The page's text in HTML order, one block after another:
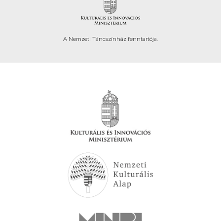
A Nemzeti Táncszínház fenntartója.